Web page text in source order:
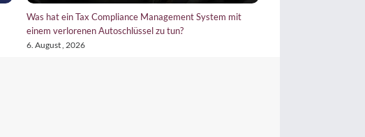
Was hat ein Tax Compliance Management System mit
einem verlorenen Autoschlüssel zu tun?
6. August , 2026